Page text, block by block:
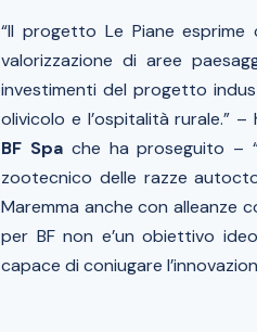
“Il progetto Le Piane
valorizzazione di aree
investimenti del progetto
olivicolo e l’ospitalità rurale.”
BF Spache ha proseguito –
zootecnico delle razze
Maremma anche con alleanze
per BF non e’un obiettivo
capace di coniugare